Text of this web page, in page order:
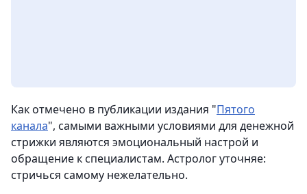
Как отмечено в публикации издания "Пятого
канала", самыми важными условиями для денежной
стрижки являются эмоциональный настрой и
обращение к специалистам. Астролог уточняе:
стричься самому нежелательно.